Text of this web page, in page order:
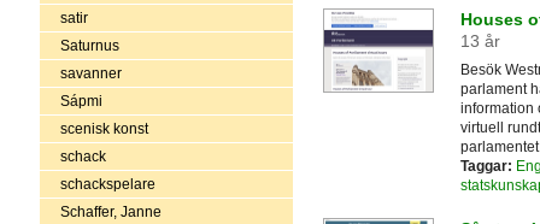
satir
Saturnus
savanner
Sápmi
scenisk konst
schack
schackspelare
Schaffer, Janne
Houses
13 år
Besök
parlament
information
virtuell
Taggar: